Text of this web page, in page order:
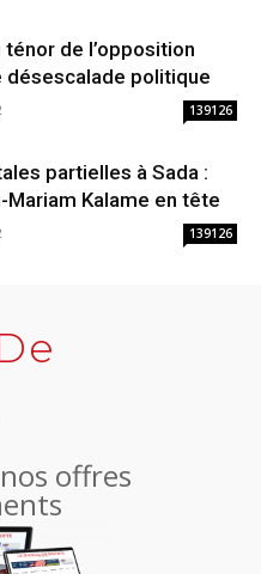
ténor de l’opposition
désescalade politique
139126
partielles à Sada :
Kalame en tête
139126
offres